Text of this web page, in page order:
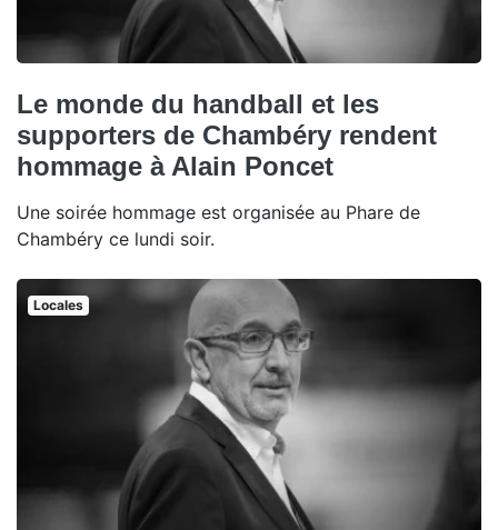
Le monde du handball et les
supporters de Chambéry rendent
hommage à Alain Poncet
Une soirée hommage est organisée au Phare de
Chambéry ce lundi soir.
Locales